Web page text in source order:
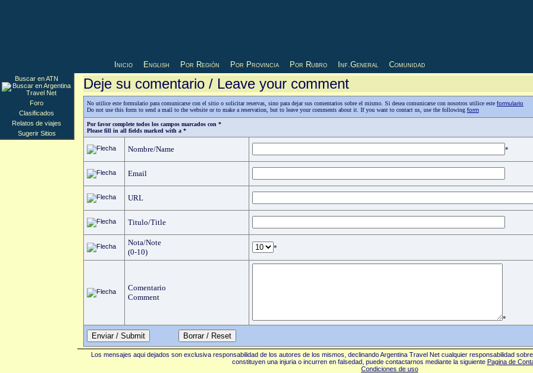
Inicio English Por Región Por Provincia Por Rubro Inf.General Comunidad
Deje su comentario / Leave your comment
No utilice este formulario para comunicarse con el sitio o solicitar reservas, sino para dejar sus comentarios sobre el mismo. Si desea comunicarse con nosotros utilice este formulario
Do not use this form to send a mail to the website or to make a reservation, but to leave your comments about it. If you want to contact us, use the following form
Por favor complete todos los campos marcados con *
Please fill in all fields marked with a *
Nombre/Name *
Email
URL
Titulo/Title
Nota/Note
(0-10)
*
Comentario
Comment
*
Enviar / Submit
Buscar en ATN
Foro
Clasificados
Relatos de viajes
Sugerir Sitios
Los mensajes aqui dejados son exclusiva responsabilidad de los autores de los mismos, declinando Argentina Travel Net cualquier responsabilidad
constituyen una injuria o incurren en falsedad, puede contactarnos mediante la siguiente Pagina de
Condiciones de uso